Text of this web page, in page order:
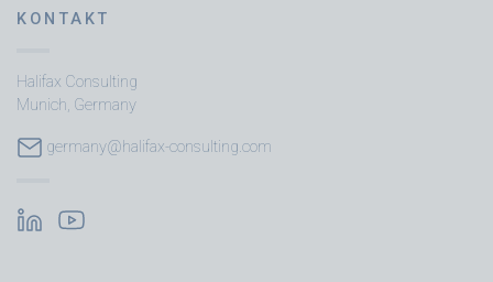
KONTAKT
Halifax Consulting
Munich, Germany
germany@halifax-consulting.com